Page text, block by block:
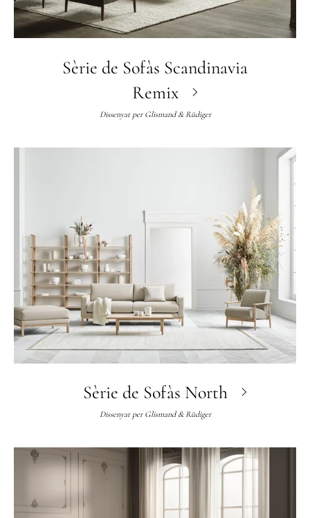
Sèrie de Sofàs Scandinavia
Remix
Dissenyat per Glismand & Rüdiger
Sèrie de Sofàs North
Dissenyat per Glismand & Rüdiger